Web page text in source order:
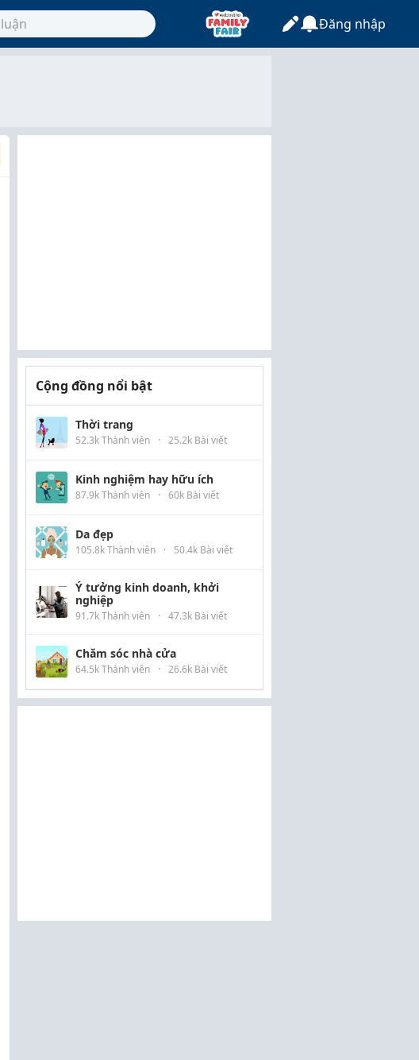
Đăng nhập
Cộng đồng nổi bật
Thời trang
52.3k Thành viên · 25.2k Bài viết
Kinh nghiệm hay hữu ích
87.9k Thành viên · 60k Bài viết
Da đẹp
105.8k Thành viên · 50.4k Bài viết
Ý tưởng kinh doanh, khởi
nghiệp
91.7k Thành viên · 47.3k Bài viết
Chăm sóc nhà cửa
64.5k Thành viên · 26.6k Bài viết